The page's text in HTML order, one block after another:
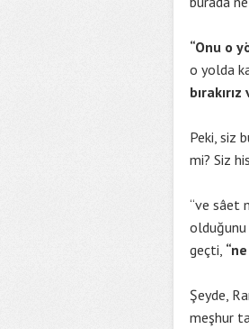
“Onu o
o yolda
Peki, siz
mi? Siz
“ve sâet
olduğunu
geçti,
Şeyde,
meşhur